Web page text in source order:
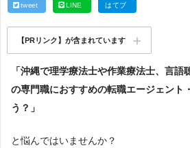
tweet LINE はてブ
【PRリンク】が含まれています
「沖縄で理学療法士や作業療法士、言
の専門職におすすめの転職エージェント
う？」
と悩んではいませんか？